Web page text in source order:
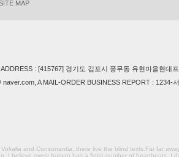
MAP
: [415767] 경기도 김포시 풍무동 유현마을현대
A MAIL-ORDER BUSINESS REPORT : 1234-
and Consonantia, there live the blind texts.Far far
I believe every human has a finite number of heartbeats. I